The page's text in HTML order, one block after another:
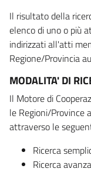
Il risultato della
elenco di uno o più
indirizzati all'atti
Regione/Provincia
MODALITA' DI
Il Motore di
le Regioni/Province
attraverso le
Ricerca
Ricerca